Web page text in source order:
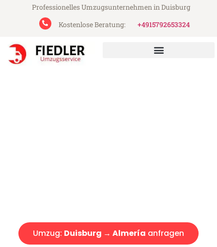
Professionelles Umzugsunternehmen in Duisburg
Kostenlose Beratung:
+4915792653324
Umzug: Duisburg → Almería anfragen